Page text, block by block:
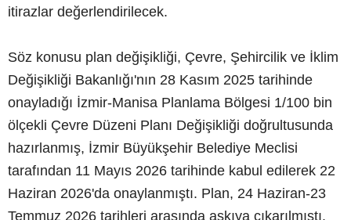
itirazlar değerlendirilecek.
Söz konusu plan değişikliği, Çevre, Şehircilik ve İklim
Değişikliği Bakanlığı'nın 28 Kasım 2025 tarihinde
onayladığı İzmir-Manisa Planlama Bölgesi 1/100 bin
ölçekli Çevre Düzeni Planı Değişikliği doğrultusunda
hazırlanmış, İzmir Büyükşehir Belediye Meclisi
tarafından 11 Mayıs 2026 tarihinde kabul edilerek 22
Haziran 2026'da onaylanmıştı. Plan, 24 Haziran-23
Temmuz 2026 tarihleri arasında askıya çıkarılmıştı.